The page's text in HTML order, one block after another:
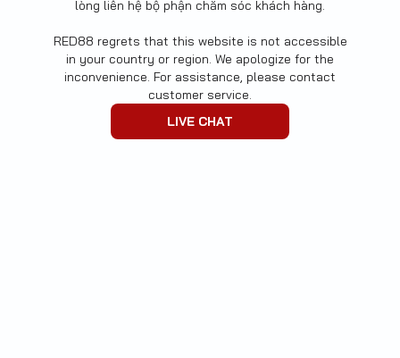
lòng liên hệ bộ phận chăm sóc khách hàng.
RED88 regrets that this website is not accessible
in your country or region. We apologize for the
inconvenience. For assistance, please contact
customer service.
LIVE CHAT